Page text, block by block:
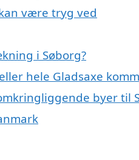
være tryg ved
i Søborg?
hele Gladsaxe
byer til